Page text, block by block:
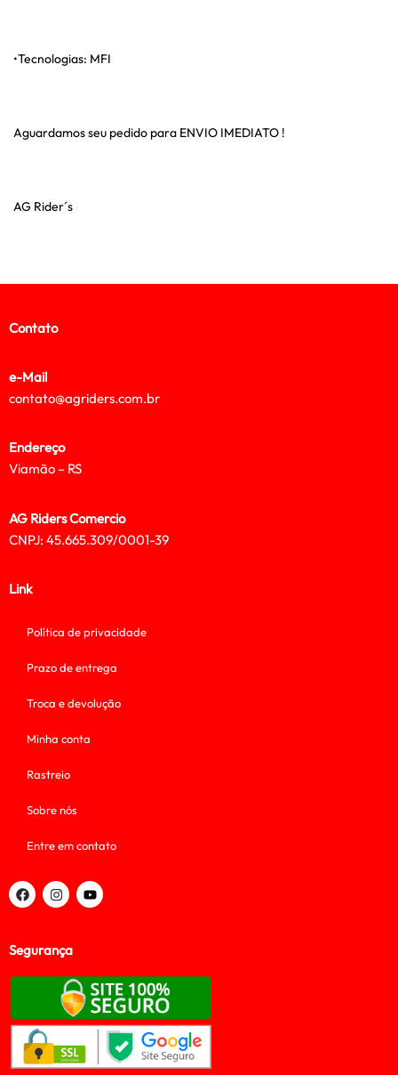
•Tecnologias: MFI
Aguardamos seu pedido para ENVIO IMEDIATO !
AG Rider´s
Contato
e-Mail
contato@agriders.com.br
Endereço
Viamão – RS
AG Riders Comercio
CNPJ: 45.665.309/0001-39
Link
Política de privacidade
Prazo de entrega
Troca e devolução
Minha conta
Rastreio
Sobre nós
Entre em contato
Segurança